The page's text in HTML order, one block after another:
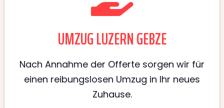
UMZUG LUZERN GEBZE
Nach Annahme der Offerte sorgen wir für
einen reibungslosen Umzug in Ihr neues
Zuhause.